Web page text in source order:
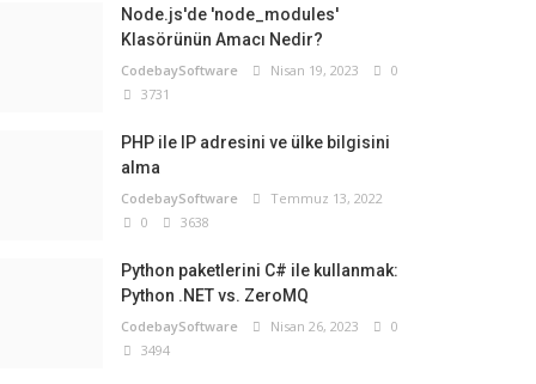
Node.js'de 'node_modules'
Klasörünün Amacı Nedir?
CodebaySoftware Nisan 19, 2023
0
3731
PHP ile IP adresini ve ülke bilgisini
alma
CodebaySoftware
Temmuz 13, 2022
0
3638
Python paketlerini C# ile kullanmak:
Python .NET vs. ZeroMQ
CodebaySoftware Nisan 26, 2023
0
3494